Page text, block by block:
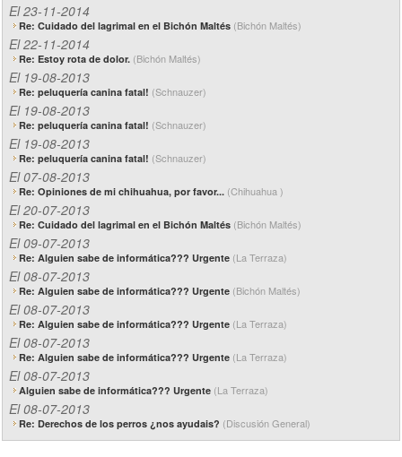
El 23-11-2014
Re: Cuidado del lagrimal en el Bichón Maltés (Bichón Maltés)
El 22-11-2014
Re: Estoy rota de dolor. (Bichón Maltés)
El 19-08-2013
Re: peluquería canina fatal! (Schnauzer)
El 19-08-2013
Re: peluquería canina fatal! (Schnauzer)
El 19-08-2013
Re: peluquería canina fatal! (Schnauzer)
El 07-08-2013
Re: Opiniones de mi chihuahua, por favor... (Chihuahua )
El 20-07-2013
Re: Cuidado del lagrimal en el Bichón Maltés (Bichón Maltés)
El 09-07-2013
Re: Alguien sabe de informática??? Urgente (La Terraza)
El 08-07-2013
Re: Alguien sabe de informática??? Urgente (Bichón Maltés)
El 08-07-2013
Re: Alguien sabe de informática??? Urgente (La Terraza)
El 08-07-2013
Re: Alguien sabe de informática??? Urgente (La Terraza)
El 08-07-2013
Alguien sabe de informática??? Urgente (La Terraza)
El 08-07-2013
Re: Derechos de los perros ¿nos ayudais? (Discusión General)